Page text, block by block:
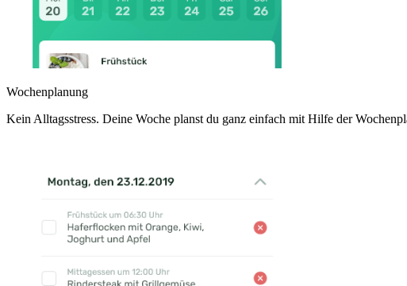
Wochenplanung
Kein Alltagsstress. Deine Woche planst du ganz einfach mit Hilfe der